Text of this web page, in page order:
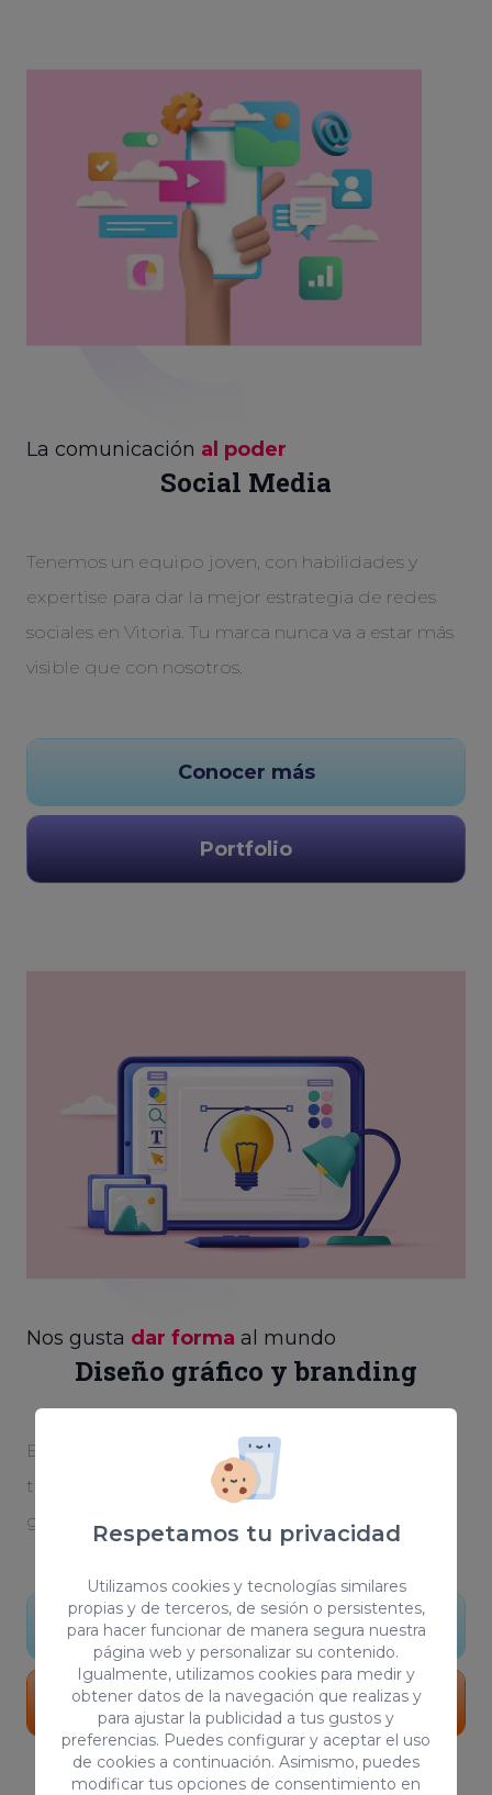
Respetamos tu privacidad
Utilizamos cookies y tecnologías similares
propias y de terceros, de sesión o persistentes,
para hacer funcionar de manera segura nuestra
página web y personalizar su contenido.
Igualmente, utilizamos cookies para medir y
obtener datos de la navegación que realizas y
para ajustar la publicidad a tus gustos y
preferencias. Puedes configurar y aceptar el uso
de cookies a continuación. Asimismo, puedes
modificar tus opciones de consentimiento en
La comunicación al poder
Social Media
Tenemos un equipo joven, con habilidades y
expertise para dar la mejor estrategia de redes
sociales en Vitoria. Tu marca nunca va a estar más
visible que con nosotros.
Conocer más
Portfolio
Nos gusta dar forma al mundo
Diseño gráfico y branding
El diseño es la primera piedra para hacer realidad
tu proyecto. Somos una agencia de diseño
gráfico que da forma a tus ideas y sueños.
Conocer más
Portfolio